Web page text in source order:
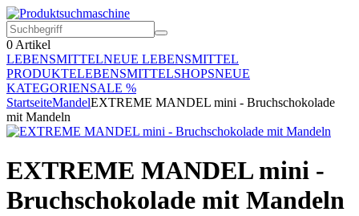
0 Artikel
LEBENSMITTELNEUE LEBENSMITTEL
PRODUKTELEBENSMITTELSHOPSNEUE
KATEGORIENSALE %
StartseiteMandelEXTREME MANDEL mini - Bruchschokolade
mit Mandeln
EXTREME MANDEL mini -
Bruchschokolade mit Mandeln